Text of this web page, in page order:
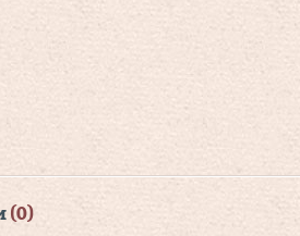
(0)